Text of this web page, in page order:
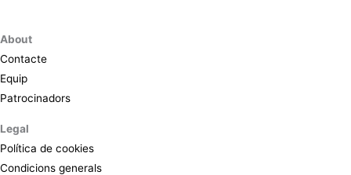
About
Contacte
Equip
Patrocinadors
Legal
Política de cookies
Condicions generals